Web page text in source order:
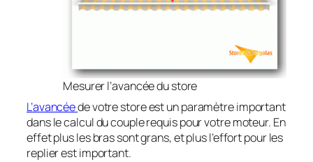
Mesurer l’avancée du store
L’avancéede votre store est un paramètre important
dans le calcul du couple requis pour votre moteur. En
effet plus les bras sont grans, et plus l’effort pour les
replier est important.